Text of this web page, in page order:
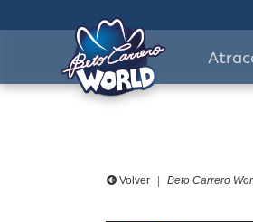
Volver Beto Carrero